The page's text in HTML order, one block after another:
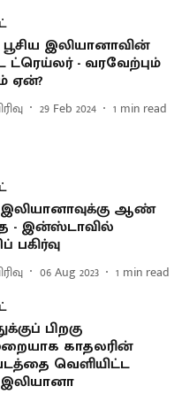
பூசிய இலியானாவின்
ட்ரெய்லர் - வரவேற்பும்
ஏன்?
29 Feb 2024 1 min read
ஆண்
- இன்ஸ்டாவில்
பகிர்வு
06 Aug 2023 1 min read
பிறகு
காதலரின்
வெளியிட்ட